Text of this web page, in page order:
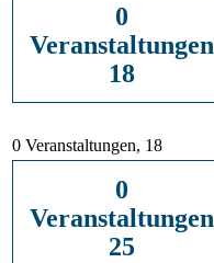
0
Veranstaltungen
18
0 Veranstaltungen, 18
0
Veranstaltungen
25